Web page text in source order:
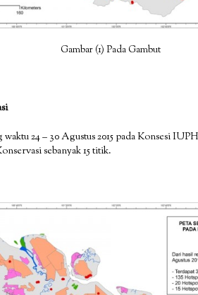
Gambar (1) Pada Gambut
24 – 30 Agustus 2015 pada Konsesi
sebanyak 15 titik.